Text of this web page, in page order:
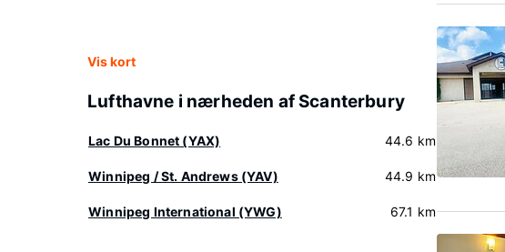
Vis kort
Lufthavne i nærheden af Scanterbury
Lac Du Bonnet (YAX) 44.6 km
Winnipeg / St. Andrews (YAV) 44.9 km
Winnipeg International (YWG) 67.1 km